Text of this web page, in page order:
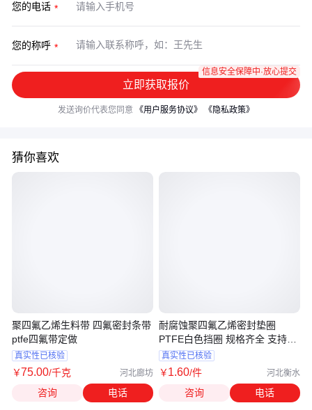
您的电话
您的称呼
立即获取报价
信息安全保障中·放心提交
发送询价代表您同意 《用户服务协议》 《隐私政策》
猜你喜欢
聚四氟乙烯生料带 四氟密封条带
ptfe四氟带定做
真实性已核验
￥75.00/千克 河北廊坊
咨询 电话
耐腐蚀聚四氟乙烯密封垫圈
PTFE白色挡圈 规格齐全 支持定
制
真实性已核验
￥1.60/件 河北衡水
咨询 电话